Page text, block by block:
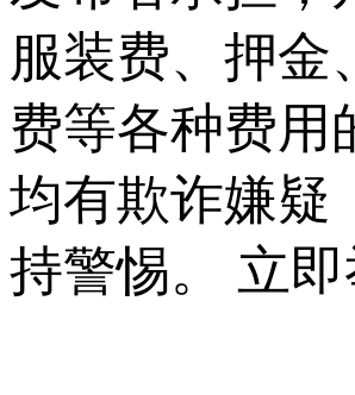
服装费、押金
费等各种费用
均有欺诈嫌疑
持警惕。 立